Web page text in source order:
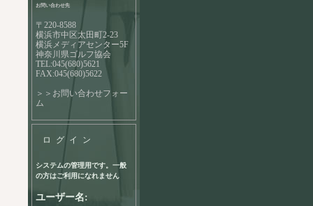
お問い合わせ先
〒220-8588
横浜市中区太田町2-23
横浜メディアセンター5F
神奈川県ゴルフ協会
TEL:045(680)5621
FAX:045(680)5622
＞＞お問い合わせフォー
ム
ログイン
システムの管理用です。一般
の方はご利用になれません
ユーザー名: